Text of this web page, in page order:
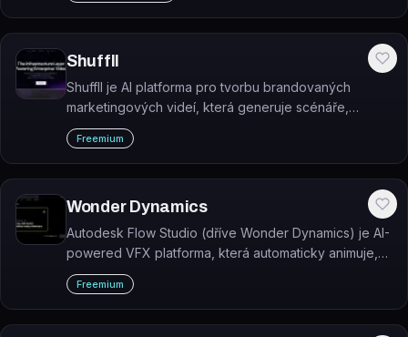
Shuffll
Shuffll je AI platforma pro tvorbu brandovaných
marketingových videí, která generuje scénáře,
navrhuje šablony a automatizuje střih přímo v
prohlížeči.
Freemium
Wonder Dynamics
Autodesk Flow Studio (dříve Wonder Dynamics) je AI-
powered VFX platforma, která automaticky animuje,
osvětluje a kompozituje CG postavy do live-action
záběrů z běžného kamerového záznamu.
Freemium